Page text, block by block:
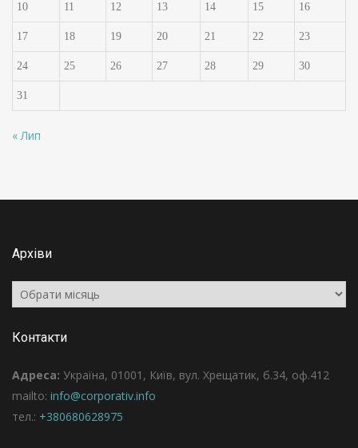
10 11 12 13 14 15 16
17 18 19 20 21 22 23
24 25 26 27 28 29 30
31
« Лип
Архіви
Архіви
Контакти
Адреса: Україна, 01001, Київ, вул. Хрещатик, б.34, оф.412
mailto: info@corporativ.info
тел.: +380680628975